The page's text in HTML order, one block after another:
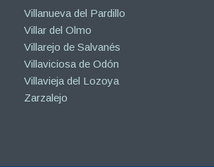
Villanueva del Pardillo
Villar del Olmo
Villarejo de Salvanés
Villaviciosa de Odón
Villavieja del Lozoya
Zarzalejo